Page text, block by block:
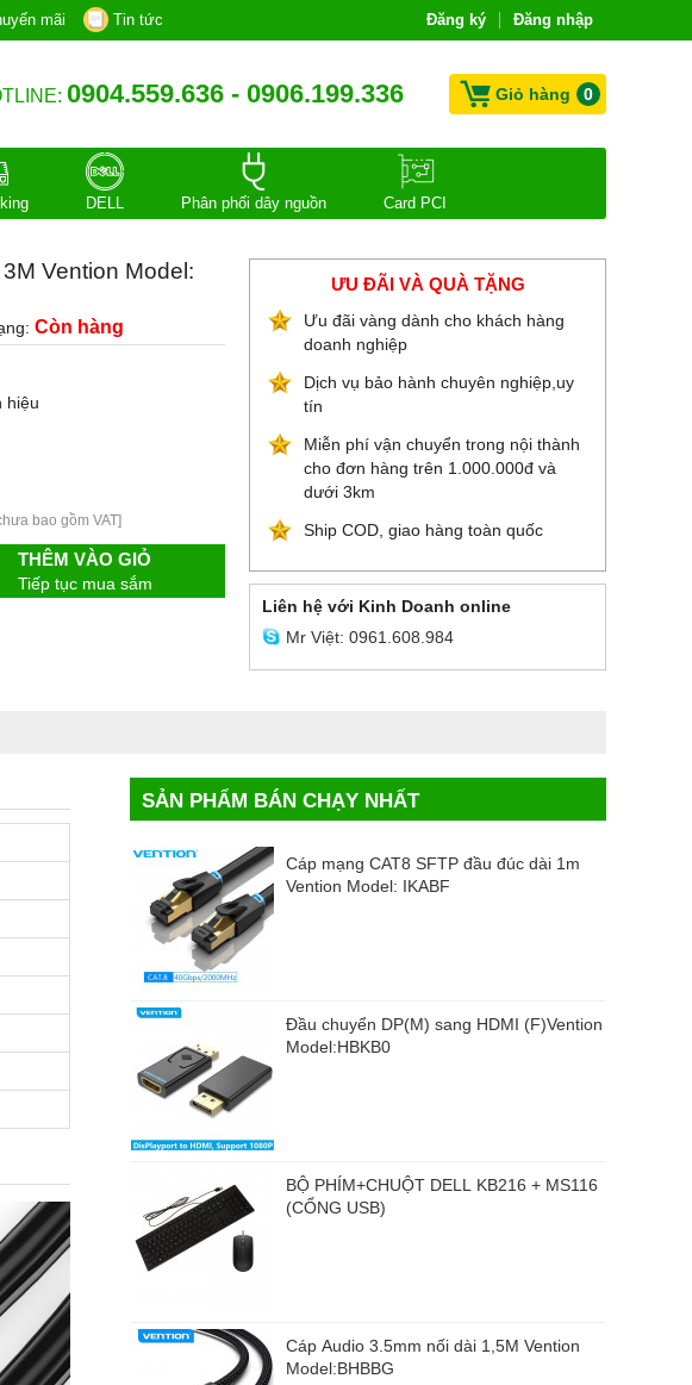
mãi Tin tức Đăng ký Đăng nhập
0904.559.636 - 0906.199.336 Giỏ hàng 0
DELL Phân phối dây nguồn
Card PCI
Vention Model:
Còn hàng
hiệu
bao gồm VAT]
THÊM VÀO GIỎ
Tiếp tục mua sắm
ƯU ĐÃI VÀ QUÀ TẶNG
Ưu đãi vàng dành cho khách hàng
doanh nghiệp
Dịch vụ bảo hành chuyên nghiệp,uy
tín
Miễn phí vận chuyển trong nội thành
cho đơn hàng trên 1.000.000đ và
dưới 3km
Ship COD, giao hàng toàn quốc
Liên hệ với Kinh Doanh online
Mr Việt: 0961.608.984
SẢN PHẨM BÁN CHẠY NHẤT
Cáp mạng CAT8 SFTP đầu đúc dài 1m
Vention Model: IKABF
Đầu chuyển DP(M) sang HDMI (F)Vention
Model:HBKB0
BỘ PHÍM+CHUỘT DELL KB216 + MS116
(CỔNG USB)
Cáp Audio 3.5mm nối dài 1,5M Vention
Model:BHBBG